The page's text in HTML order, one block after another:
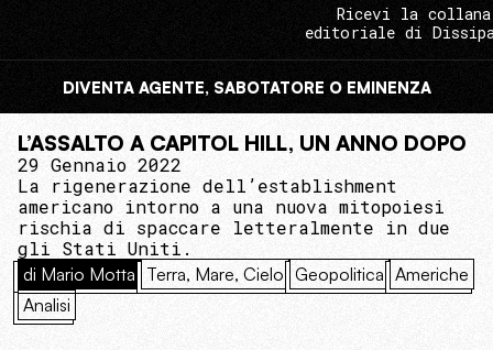
Ricevi la collana
editoriale di
DIVENTA AGENTE, SABOTATORE O EMINENZA
L’ASSALTO A CAPITOL HILL, UN ANNO DOPO
29 Gennaio 2022
La rigenerazione dell’establishment
americano intorno a una nuova mitopoiesi
rischia di spaccare letteralmente in due
gli Stati Uniti.
di Mario Motta Terra, Mare, Cielo Geopolitica Americhe
Analisi